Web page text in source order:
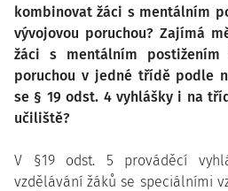
kombinovat žáci s mentálním
vývojovou poruchou? Zajímá
žáci s mentálním
poruchou v jedné třídě podle
se § 19 odst. 4 vyhlášky i na
učiliště?
V §19 odst. 5 prováděcí
vzdělávání žáků se speciálními